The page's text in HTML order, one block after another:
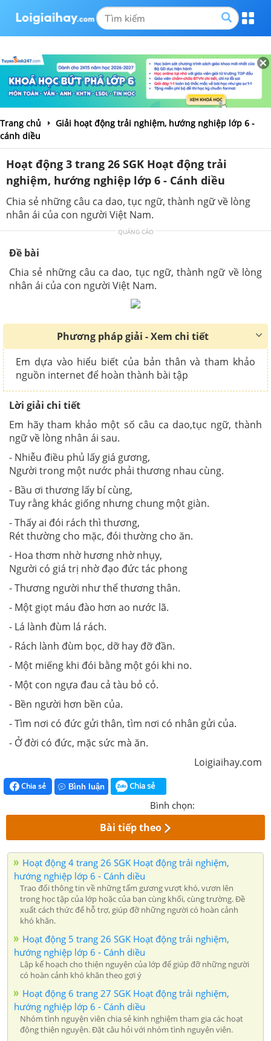
Trang chủ
Giải hoạt động trải nghiệm, hướng nghiệp lớp 6 -
cánh diều
Hoạt động 3 trang 26 SGK Hoạt động trải
nghiệm, hướng nghiệp lớp 6 - Cánh diều
Chia sẻ những câu ca dao, tục ngữ, thành ngữ về lòng
nhân ái của con người Việt Nam.
QUẢNG CÁO
Đề bài
Chia sẻ những câu ca dao, tục ngữ, thành ngữ về lòng
nhân ái của con người Việt Nam.
Phương pháp giải - Xem chi tiết
Em dựa vào hiểu biết của bản thân và tham khảo
nguồn internet để hoàn thành bài tập
Lời giải chi tiết
Em hãy tham khảo một số câu ca dao,tục ngữ, thành
ngữ về lòng nhân ái sau.
- Nhiễu điều phủ lấy giá gương,
Người trong một nước phải thương nhau cùng.
- Bầu ơi thương lấy bí cùng,
Tuy rằng khác giống nhưng chung một giàn.
- Thấy ai đói rách thì thương,
Rét thường cho mặc, đói thường cho ăn.
- Hoa thơm nhờ hương nhờ nhụy,
Người có giá trị nhờ đạo đức tác phong
- Thương người như thể thương thân.
- Một giọt máu đào hơn ao nước lã.
- Lá lành đùm lá rách.
- Rách lành đùm bọc, dỡ hay đỡ đần.
- Một miếng khi đói bằng một gói khi no.
- Một con ngựa đau cả tàu bỏ cỏ.
- Bền người hơn bền của.
- Tìm nơi có đức gửi thân, tìm nơi có nhân gửi của.
- Ở đời có đức, mặc sức mà ăn.
Loigiaihay.com
Chia sẻ Bình luận Chia sẻ
Bình chọn:
Bài tiếp theo
Hoạt động 4 trang 26 SGK Hoạt động trải nghiệm,
hướng nghiệp lớp 6 - Cánh diều
Trao đổi thông tin về những tấm gương vượt khó, vươn lên
trong học tập của lớp hoặc của bạn cùng khối, cùng trường. Đề
xuất cách thức để hỗ trợ, giúp đỡ những người có hoàn cảnh
khó khăn.
Hoạt động 5 trang 26 SGK Hoạt động trải nghiệm,
hướng nghiệp lớp 6 - Cánh diều
Lập kế hoạch cho thiện nguyện của lớp để giúp đỡ những người
có hoàn cảnh khó khăn theo gợi ý
Hoạt động 6 trang 27 SGK Hoạt động trải nghiệm,
hướng nghiệp lớp 6 - Cánh diều
Nhóm tình nguyện viên chia sẻ kinh nghiệm tham gia các hoạt
động thiện nguyện. Đặt câu hỏi với nhóm tình nguyện viên.